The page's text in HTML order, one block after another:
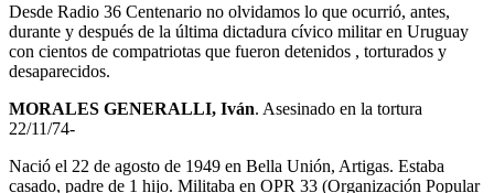
Desde Radio 36 Centenario no olvidamos lo que ocurrió, antes,
durante y después de la última dictadura cívico militar en Uruguay
con cientos de compatriotas que fueron detenidos , torturados y
desaparecidos.
MORALES GENERALLI, Iván. Asesinado en la tortura
22/11/74-
Nació el 22 de agosto de 1949 en Bella Unión, Artigas. Estaba
casado, padre de 1 hijo. Militaba en OPR 33 (Organización Popular